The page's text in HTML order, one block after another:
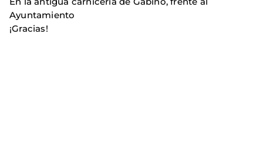
Ayuntamiento
¡Gracias!